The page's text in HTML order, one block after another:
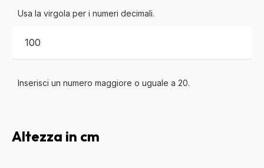
Usa la virgola per i numeri decimali.
Inserisci un numero maggiore o uguale a 20.
Altezza in cm